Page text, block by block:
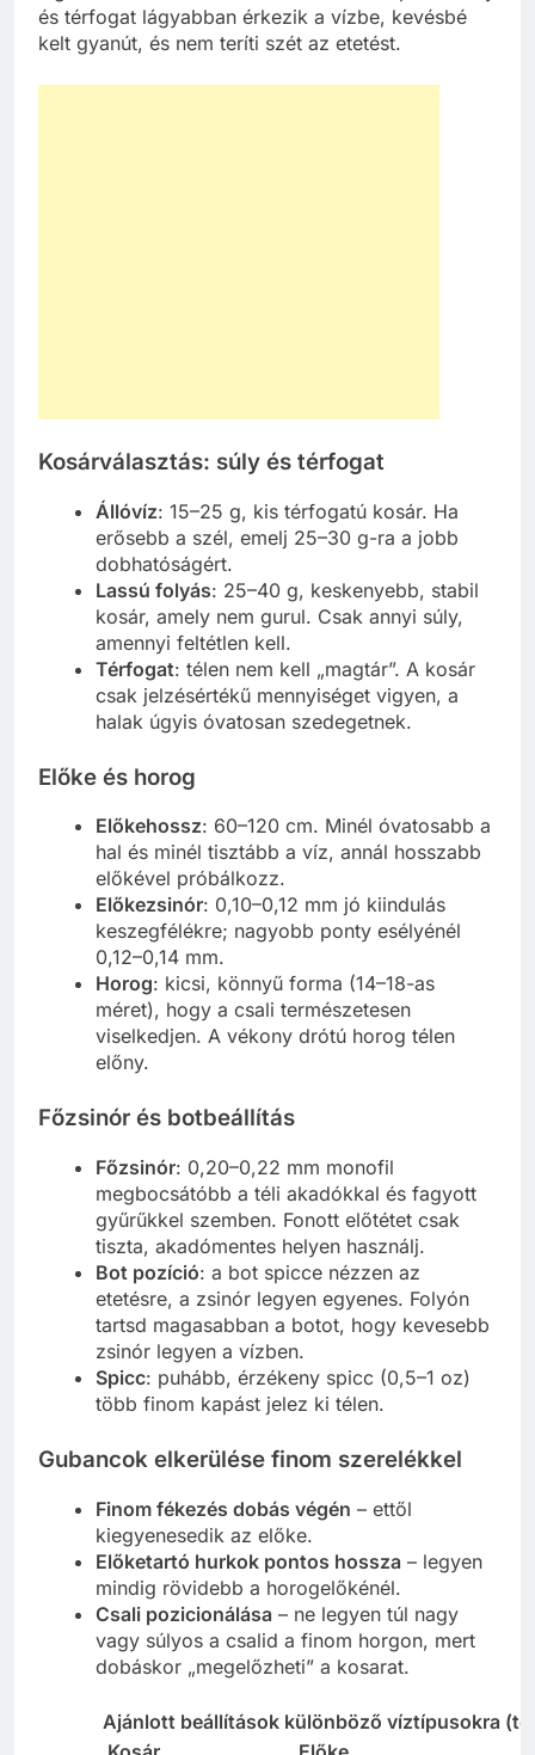
és térfogat lágyabban érkezik a vízbe, kevésbé
kelt gyanút, és nem teríti szét az etetést.
Kosárválasztás: súly és térfogat
Állóvíz: 15–25 g, kis térfogatú kosár. Ha
erősebb a szél, emelj 25–30 g-ra a jobb
dobhatóságért.
Lassú folyás: 25–40 g, keskenyebb, stabil
kosár, amely nem gurul. Csak annyi súly,
amennyi feltétlen kell.
Térfogat: télen nem kell „magtár”. A kosár
csak jelzésértékű mennyiséget vigyen, a
halak úgyis óvatosan szedegetnek.
Előke és horog
Előkehossz: 60–120 cm. Minél óvatosabb a
hal és minél tisztább a víz, annál hosszabb
előkével próbálkozz.
Előkezsinór: 0,10–0,12 mm jó kiindulás
keszegfélékre; nagyobb ponty esélyénél
0,12–0,14 mm.
Horog: kicsi, könnyű forma (14–18-as
méret), hogy a csali természetesen
viselkedjen. A vékony drótú horog télen
előny.
Főzsinór és botbeállítás
Főzsinór: 0,20–0,22 mm monofil
megbocsátóbb a téli akadókkal és fagyott
gyűrűkkel szemben. Fonott előtétet csak
tiszta, akadómentes helyen használj.
Bot pozíció: a bot spicce nézzen az
etetésre, a zsinór legyen egyenes. Folyón
tartsd magasabban a botot, hogy kevesebb
zsinór legyen a vízben.
Spicc: puhább, érzékeny spicc (0,5–1 oz)
több finom kapást jelez ki télen.
Gubancok elkerülése finom szerelékkel
Finom fékezés dobás végén – ettől
kiegyenesedik az előke.
Előketartó hurkok pontos hossza – legyen
mindig rövidebb a horogelőkénél.
Csali pozicionálása – ne legyen túl nagy
vagy súlyos a csalid a finom horgon, mert
dobáskor „megelőzheti” a kosarat.
Ajánlott beállítások különböző víztípusokra